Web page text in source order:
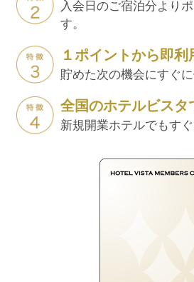
入会日のご宿泊分より
す。
１ポイントから即利
貯めた次の機会にすぐに
全国のホテルビスタ
新規開業ホテルでもすぐ